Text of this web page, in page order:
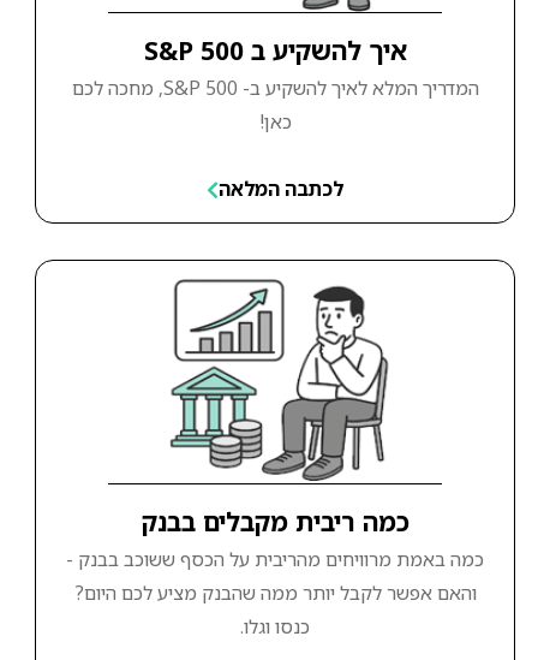
איך להשקיע ב S&P 500
המדריך המלא לאיך להשקיע ב- S&P 500, מחכה לכם
כאן!
לכתבה המלאה
כמה ריבית מקבלים בבנק
כמה באמת מרוויחים מהריבית על הכסף ששוכב בבנק -
והאם אפשר לקבל יותר ממה שהבנק מציע לכם היום?
כנסו וגלו.